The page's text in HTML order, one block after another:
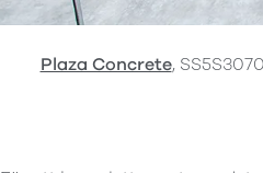
Plaza Concrete,